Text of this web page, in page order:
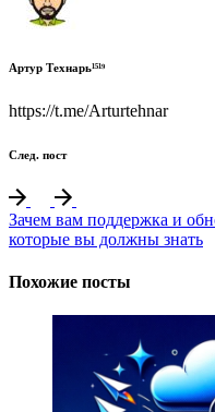
Артур Технарь¹⁵¹⁹
https://t.me/Arturtehnar
След. пост
Зачем вам поддержка и
которые вы должны знать
Похожие посты